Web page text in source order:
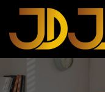
Skip to main content